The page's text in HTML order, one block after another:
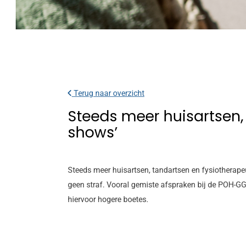
Terug naar overzicht
Steeds meer
shows’
Steeds meer huisartsen, tandartsen en
geen straf. Vooral gemiste afspraken bij de POH-
hiervoor hogere boetes.